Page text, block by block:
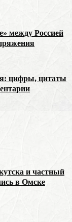
между Россией
цифры, цитаты
и частный
в Омске